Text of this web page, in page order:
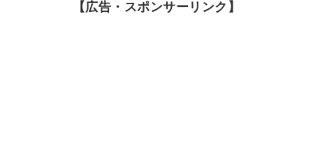
【広告・スポンサーリンク】